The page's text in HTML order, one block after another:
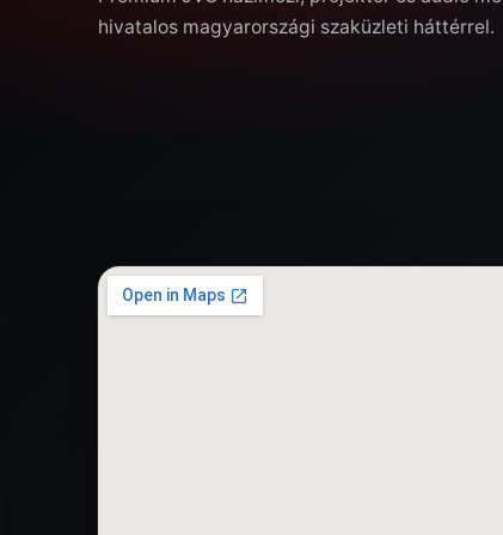
hivatalos magyarországi szaküzleti háttérrel.